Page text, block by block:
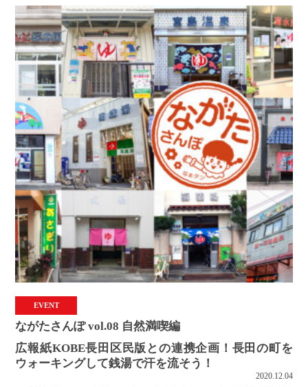
EVENT
ながたさんぽ vol.08 自然満喫編
広報紙KOBE長田区民版との連携企画！長田の町を
ウォーキングして銭湯で汗を流そう！
2020.12.04